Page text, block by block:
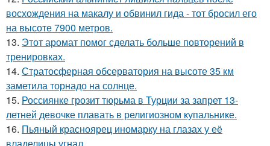
восхождения на макалу и обвинил гида - тот бросил его
на высоте 7900 метров.
13. Этот аромат помог сделать больше повторений в
тренировках.
14. Стратосферная обсерватория на высоте 35 км
заметила торнадо на солнце.
15. Россиянке грозит тюрьма в Турции за запрет 13-
летней девочке плавать в религиозном купальнике.
16. Пьяный красноярец иномарку на глазах у её